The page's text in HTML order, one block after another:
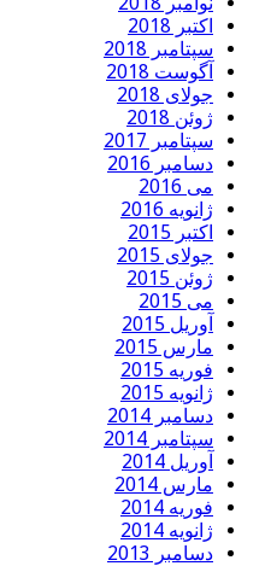
اکتبر 2018
سپتامبر 2018
آگوست 2018
جولای 2018
ژوئن 2018
سپتامبر 2017
دسامبر 2016
می 2016
ژانویه 2016
اکتبر 2015
جولای 2015
ژوئن 2015
می 2015
آوریل 2015
مارس 2015
فوریه 2015
ژانویه 2015
دسامبر 2014
سپتامبر 2014
آوریل 2014
مارس 2014
فوریه 2014
ژانویه 2014
دسامبر 2013